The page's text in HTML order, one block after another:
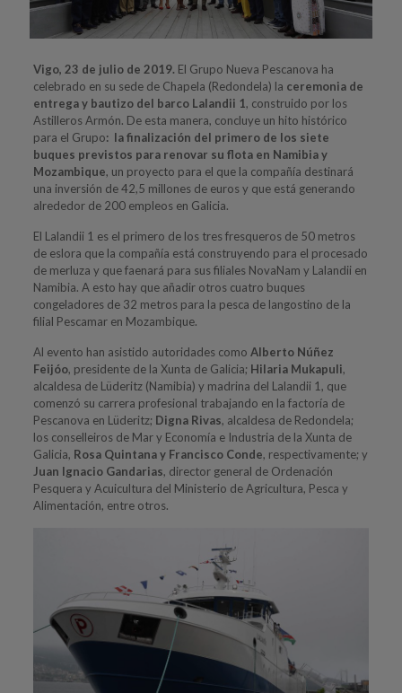
Vigo, 23 de julio de 2019. El Grupo Nueva Pescanova ha
celebrado en su sede de Chapela (Redondela) la ceremonia de
entrega y bautizo del barco Lalandii 1, construido por los
Astilleros Armón. De esta manera, concluye un hito histórico
para el Grupo: la finalización del primero de los siete
buques previstos para renovar su flota en Namibia y
Mozambique, un proyecto para el que la compañía destinará
una inversión de 42,5 millones de euros y que está generando
alrededor de 200 empleos en Galicia.
El Lalandii 1 es el primero de los tres fresqueros de 50 metros
de eslora que la compañía está construyendo para el procesado
de merluza y que faenará para sus filiales NovaNam y Lalandii en
Namibia. A esto hay que añadir otros cuatro buques
congeladores de 32 metros para la pesca de langostino de la
filial Pescamar en Mozambique.
Al evento han asistido autoridades como Alberto Núñez
Feijóo, presidente de la Xunta de Galicia; Hilaria Mukapuli,
alcaldesa de Lüderitz (Namibia) y madrina del Lalandii 1, que
comenzó su carrera profesional trabajando en la factoría de
Pescanova en Lüderitz; Digna Rivas, alcaldesa de Redondela;
los conselleiros de Mar y Economía e Industria de la Xunta de
Galicia, Rosa Quintana y Francisco Conde, respectivamente; y
Juan Ignacio Gandarias, director general de Ordenación
Pesquera y Acuicultura del Ministerio de Agricultura, Pesca y
Alimentación, entre otros.